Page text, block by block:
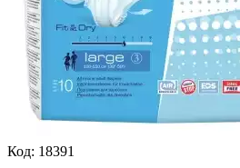
Код: 18391